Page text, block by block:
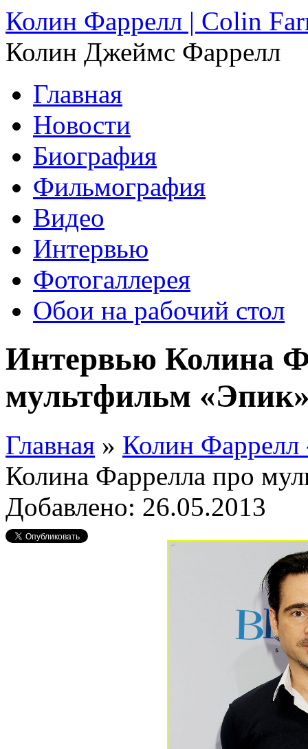
Колин Фаррелл | Colin
Колин Джеймс Фаррелл
Главная
Новости
Биография
Фильмография
Видео
Интервью
Фотогаллерея
Обои на рабочий стол
Интервью Колина
мультфильм
Главная » Колин
Колина Фаррелла про
Добавлено: 26.05.2013